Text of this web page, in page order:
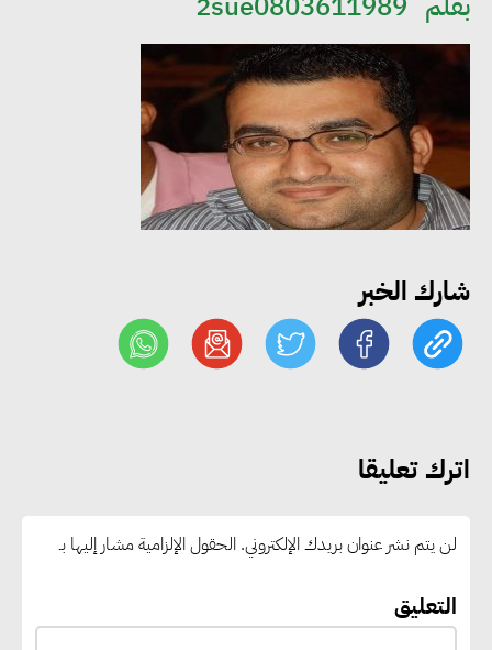
شارك الخبر
اترك تعليقا
لن يتم نشر عنوان بريدك الإلكتروني. الحقول الإلزامية مشار إليها بـ
التعليق
مجلس الوزراء: تراجع معدل
البطالة في مصر إلى 5.8% خلال
الربع الثاني من 2026
الصين تعزيز الشراكات الصناعية
وجذب استثمارات جديدة إلى مصر
الانتظار حتى نهاية المرحلة
رئيس الوزراء يستقبل المدير العام